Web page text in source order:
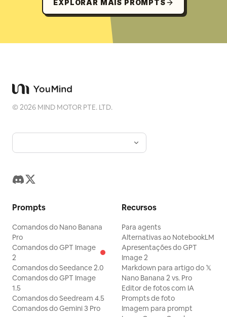
EXPLORAR MAIS PROMPTS
©2026 MIND MOTOR PTE. LTD.
Prompts
Comandos do Nano Banana
Pro
Comandos do GPT Image
2
Comandos do Seedance 2.0
Comandos do GPT Image
1.5
Comandos do Seedream 4.5
Comandos do Gemini 3 Pro
Recursos
Para agents
Alternativas ao NotebookLM
Apresentações do GPT
Image 2
Markdown para artigo do 𝕏
Nano Banana 2 vs. Pro
Editor de fotos com IA
Prompts de foto
Imagem para prompt